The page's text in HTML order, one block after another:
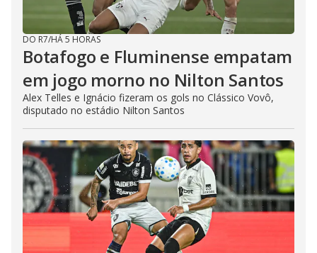
DO R7/HÁ 5 HORAS
Botafogo e Fluminense empatam
em jogo morno no Nilton Santos
Alex Telles e Ignácio fizeram os gols no Clássico Vovô,
disputado no estádio Nilton Santos